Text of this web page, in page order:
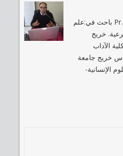
ذ. بضاض محمد Pr. BADADE Med باحث في:علم
خريج
الآداب
خريج جامعة
الإنسانية-